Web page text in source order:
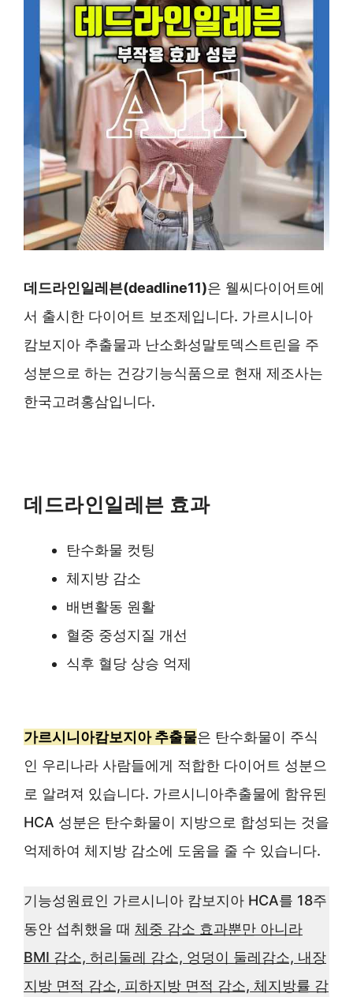
데드라인일레븐(deadline11)은 웰씨다이어트에
서 출시한 다이어트 보조제입니다. 가르시니아
캄보지아 추출물과 난소화성말토덱스트린을 주
성분으로 하는 건강기능식품으로 현재 제조사는
한국고려홍삼입니다.
데드라인일레븐 효과
탄수화물 컷팅
체지방 감소
배변활동 원활
혈중 중성지질 개선
식후 혈당 상승 억제
가르시니아캄보지아 추출물은 탄수화물이 주식
인 우리나라 사람들에게 적합한 다이어트 성분으
로 알려져 있습니다. 가르시니아추출물에 함유된
HCA 성분은 탄수화물이 지방으로 합성되는 것을
억제하여 체지방 감소에 도움을 줄 수 있습니다.
기능성원료인 가르시니아 캄보지아 HCA를 18주
동안 섭취했을 때 체중 감소 효과뿐만 아니라
BMI 감소, 허리둘레 감소, 엉덩이 둘레감소, 내장
지방 면적 감소, 피하지방 면적 감소, 체지방률 감